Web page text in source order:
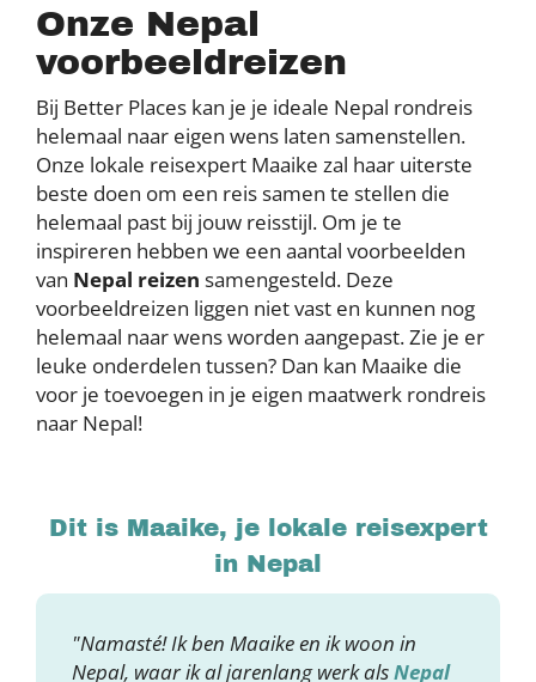
Onze Nepal
voorbeeldreizen
Bij Better Places kan je je ideale Nepal rondreis
helemaal naar eigen wens laten samenstellen.
Onze lokale reisexpert Maaike zal haar uiterste
beste doen om een reis samen te stellen die
helemaal past bij jouw reisstijl. Om je te
inspireren hebben we een aantal voorbeelden
van Nepal reizen samengesteld. Deze
voorbeeldreizen liggen niet vast en kunnen nog
helemaal naar wens worden aangepast. Zie je er
leuke onderdelen tussen? Dan kan Maaike die
voor je toevoegen in je eigen maatwerk rondreis
naar Nepal!
Dit is Maaike, je lokale reisexpert
in Nepal
"Namasté! Ik ben Maaike en ik woon in
Nepal, waar ik al jarenlang werk alsNepal